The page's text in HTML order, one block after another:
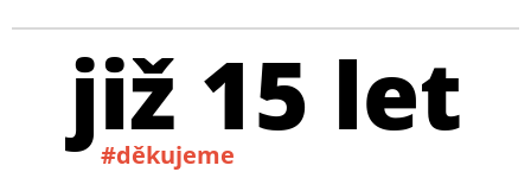
již 15 let
#děkujeme